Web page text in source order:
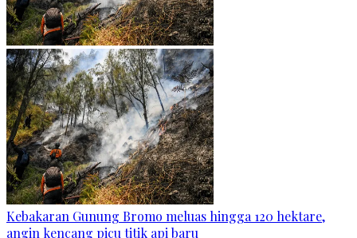
Kebakaran Gunung Bromo meluas hingga 120 hektare,
angin kencang picu titik api baru